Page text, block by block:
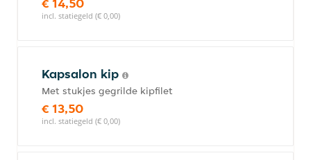
incl. statiegeld (€ 0,00)
Kapsalon kip
Met stukjes gegrilde kipfilet
€ 13,50
incl. statiegeld (€ 0,00)